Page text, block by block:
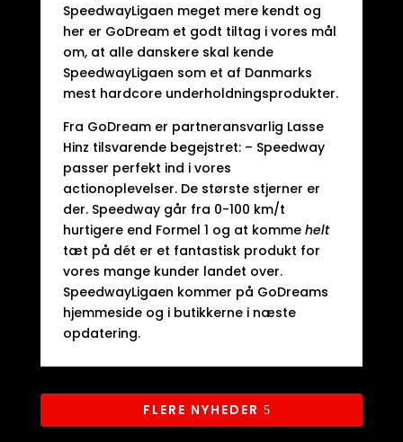
SpeedwayLigaen meget mere kendt og
her er GoDream et godt tiltag i vores mål
om, at alle danskere skal kende
SpeedwayLigaen som et af Danmarks
mest hardcore underholdningsprodukter.
Fra GoDream er partneransvarlig Lasse
Hinz tilsvarende begejstret: – Speedway
passer perfekt ind i vores
actionoplevelser. De største stjerner er
der. Speedway går fra 0-100 km/t
hurtigere end Formel 1 og at komme helt
tæt på dét er et fantastisk produkt for
vores mange kunder landet over.
SpeedwayLigaen kommer på GoDreams
hjemmeside og i butikkerne i næste
opdatering.
FLERE NYHEDER